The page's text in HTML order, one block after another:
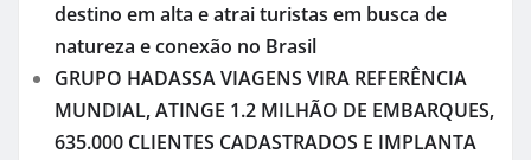
destino em alta e atrai turistas em busca de
natureza e conexão no Brasil
GRUPO HADASSA VIAGENS VIRA REFERÊNCIA
MUNDIAL, ATINGE 1.2 MILHÃO DE EMBARQUES,
635.000 CLIENTES CADASTRADOS E IMPLANTA